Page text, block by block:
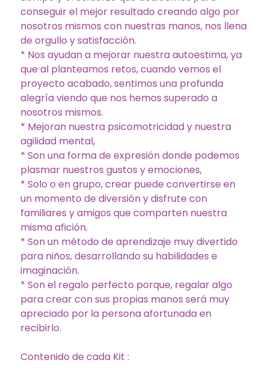
conseguir el mejor resultado creando algo por
nosotros mismos con nuestras manos, nos llena
de orgullo y satisfacción.
* Nos ayudan a mejorar nuestra autoestima, ya
que al planteamos retos, cuando vemos el
proyecto acabado, sentimos una profunda
alegría viendo que nos hemos superado a
nosotros mismos.
* Mejoran nuestra psicomotricidad y nuestra
agilidad mental,
* Son una forma de expresión donde podemos
plasmar nuestros gustos y emociones,
* Solo o en grupo, crear puede convertirse en
un momento de diversión y disfrute con
familiares y amigos que comparten nuestra
misma afición.
* Son un método de aprendizaje muy divertido
para niños, desarrollando su habilidades e
imaginación.
* Son el regalo perfecto porque, regalar algo
para crear con sus propias manos será muy
apreciado por la persona afortunada en
recibirlo.
Contenido de cada Kit :